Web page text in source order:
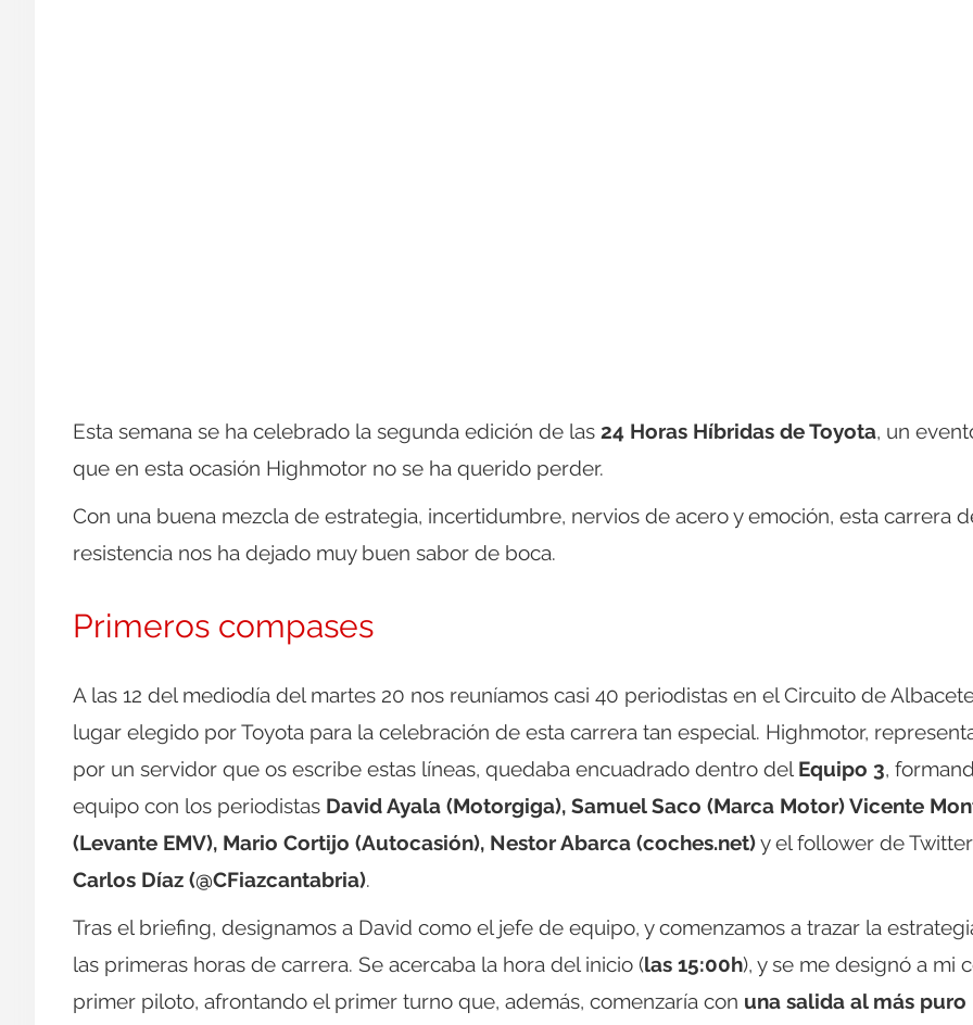
Esta semana se ha celebrado la segunda edición de las 24 Horas Híbridas de Toyota, un
que en esta ocasión Highmotor no se ha querido perder.
Con una buena mezcla de estrategia, incertidumbre, nervios de acero y emoción, esta carrera
resistencia nos ha dejado muy buen sabor de boca.
Primeros compases
A las 12 del mediodía del martes 20 nos reuníamos casi 40 periodistas en el Circuito de
lugar elegido por Toyota para la celebración de esta carrera tan especial. Highmotor,
por un servidor que os escribe estas líneas, quedaba encuadrado dentro del Equipo 3,
equipo con los periodistas David Ayala (Motorgiga), Samuel Saco (Marca Motor) Vicente
(Levante EMV), Mario Cortijo (Autocasión), Nestor Abarca (coches.net)y el follower de Twitter
Carlos Díaz (@CFiazcantabria).
Tras el briefing, designamos a David como el jefe de equipo, y comenzamos a trazar la
las primeras horas de carrera. Se acercaba la hora del inicio (las 15:00h), y se me designó a mi
primer piloto, afrontando el primer turno que, además, comenzaría con una salida al más puro